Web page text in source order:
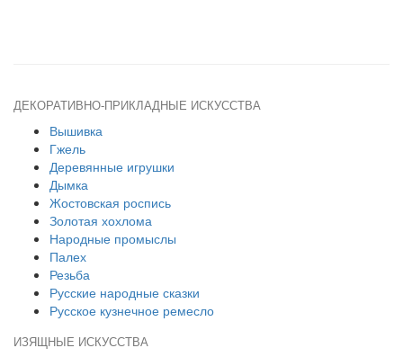
ДЕКОРАТИВНО-ПРИКЛАДНЫЕ ИСКУССТВА
Вышивка
Гжель
Деревянные игрушки
Дымка
Жостовская роспись
Золотая хохлома
Народные промыслы
Палех
Резьба
Русские народные сказки
Русское кузнечное ремесло
ИЗЯЩНЫЕ ИСКУССТВА